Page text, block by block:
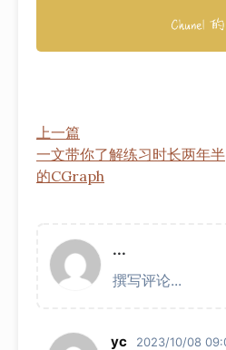
上一篇
一文带你了解练习时长两年半
的CGraph